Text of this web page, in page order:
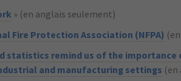
» (en anglais seulement)
Fire Protection Association (NFPA)
statistics remind us of the
and manufacturing settings (en